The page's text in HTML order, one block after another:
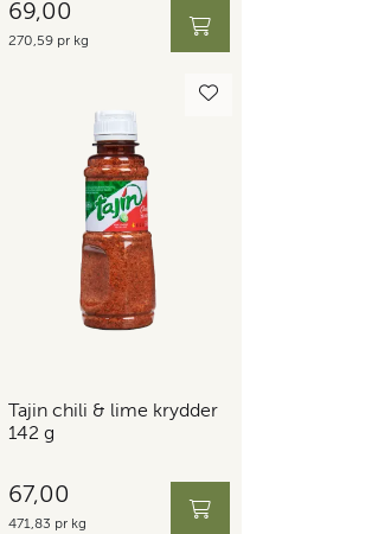
69,00
270,59 pr kg
Tajin chili & lime krydder
142 g
67,00
471,83 pr kg